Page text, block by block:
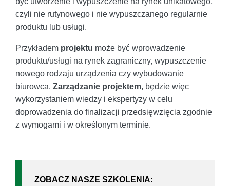
czyli nie rutynowego i nie wypuszczanego regularnie
produktu lub usługi.
Przykładem projektu może być wprowadzenie
produktu/usługi na rynek zagraniczny, wypuszczenie
nowego rodzaju urządzenia czy wybudowanie
biurowca. Zarządzanie projektem, będzie więc
wykorzystaniem wiedzy i ekspertyzy w celu
doprowadzenia do finalizacji przedsięwzięcia zgodnie
z wymogami i w określonym terminie.
ZOBACZ NASZE SZKOLENIA: